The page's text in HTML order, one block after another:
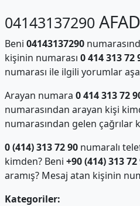
04143137290
Beni 04143137290
kişinin numarası 0 414 313 72
numarası ile ilgili yorumlar
Arayan numara 0 414 313 72
numarasından arayan kişi
numarasından gelen çağrılar
0 (414) 313 72 90numaralı
kimden? Beni +90 (414) 313 72
aramış? Mesaj atan kişinin
Kategoriler: